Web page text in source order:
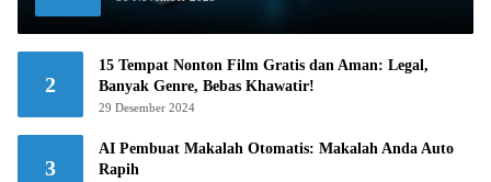
2
15 Tempat Nonton Film Gratis dan Aman: Legal,
Banyak Genre, Bebas Khawatir!
29 Desember 2024
3
AI Pembuat Makalah Otomatis: Makalah Anda Auto
Rapih